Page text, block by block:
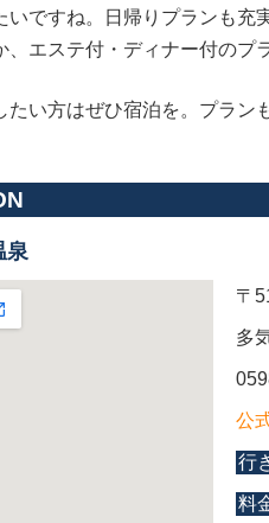
いですね。日帰りプランも
、エステ付・ディナー付のプ
たい方はぜひ宿泊を。プラン
〒
多
公
行
料